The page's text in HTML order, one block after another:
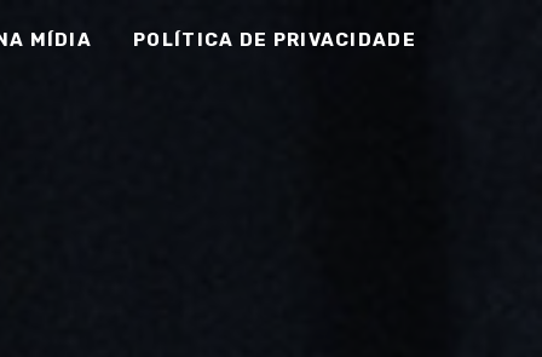
MÍDIA POLÍTICA DE PRIVACIDADE